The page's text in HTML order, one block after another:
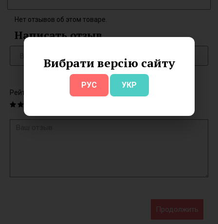
Вибрати версію сайту
РУС УКР
Нет отзывов об этом товаре.
Написать отзыв
Рейтинг
Продолжить